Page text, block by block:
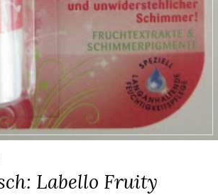
Labello Fruity